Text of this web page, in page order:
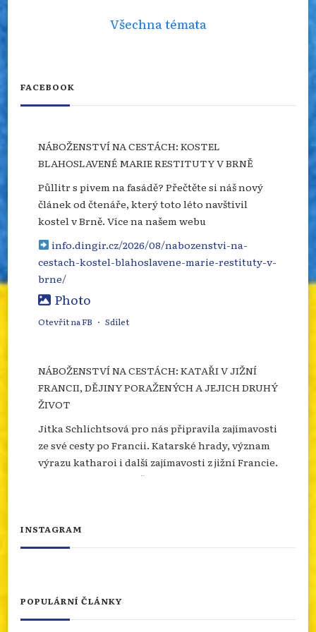
Všechna témata
FACEBOOK
NÁBOŽENSTVÍ NA CESTÁCH: KOSTEL
BLAHOSLAVENÉ MARIE RESTITUTY V BRNĚ
Půllitr s pivem na fasádě? Přečtěte si náš nový
článek od čtenáře, který toto léto navštívil
kostel v Brně. Více na našem webu
info.dingir.cz/2026/08/nabozenstvi-na-
cestach-kostel-blahoslavene-marie-restituty-v-
brne/
Photo
Otevřít na FB · Sdílet
NÁBOŽENSTVÍ NA CESTÁCH: KATAŘI V JIŽNÍ
FRANCII, DĚJINY PORAŽENÝCH A JEJICH DRUHÝ
ŽIVOT
Jitka Schlichtsová pro nás připravila zajímavosti
ze své cesty po Francii. Katarské hrady, význam
výrazu katharoi i další zajímavosti z jižní Francie.
Více se dozvíte na našem webu.
porazenych-a-jejich-d...
INSTAGRAM
POPULÁRNÍ ČLÁNKY